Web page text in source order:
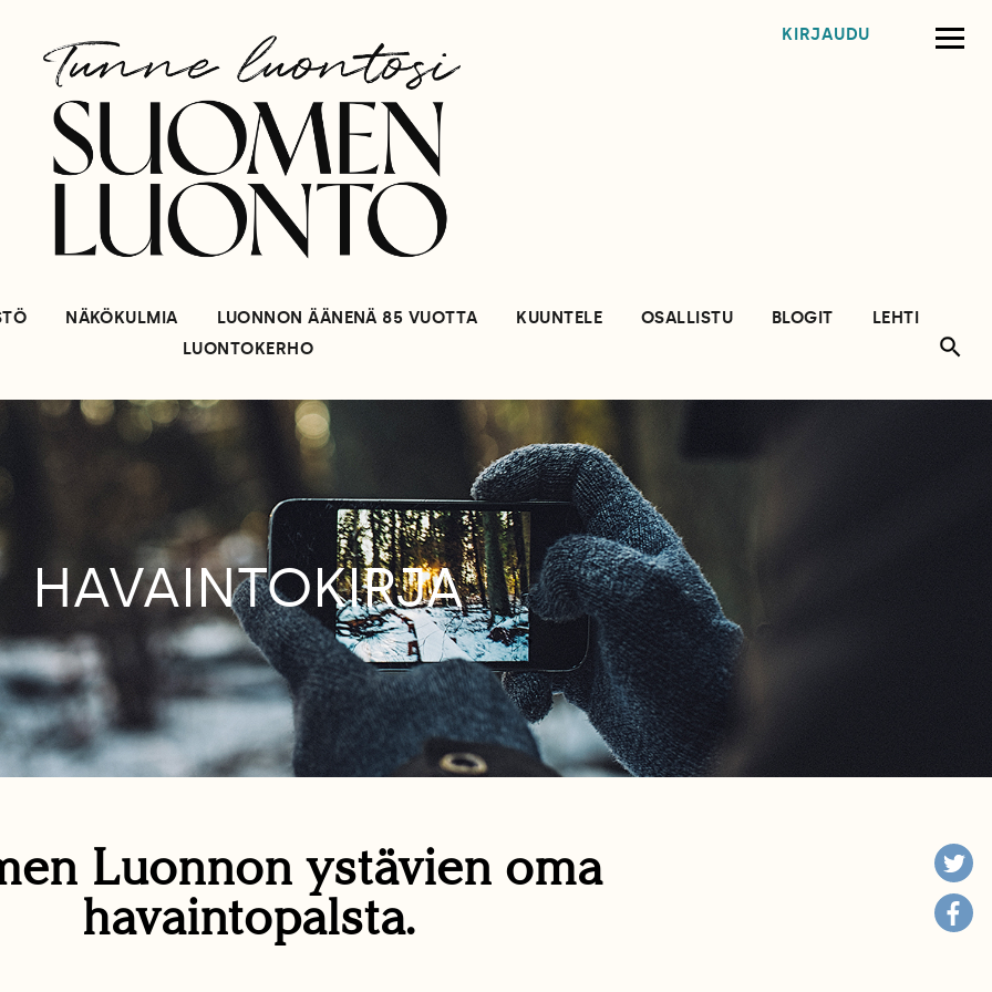
KIRJAUDU
NÄKÖKULMIA LUONNON ÄÄNENÄ 85 VUOTTA KUUNTELE OSALLISTU BLOGIT
LEHTI
LUONTOKERHO
HAVAINTOKIRJA
Luonnon ystävien oma
havaintopalsta.